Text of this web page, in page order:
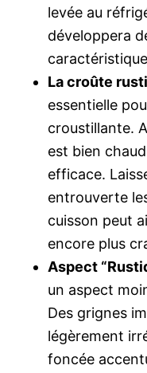
levée au
développera
La croûte
essentielle
croustillante.
est bien
efficace.
entrouverte
cuisson peut
encore plus
Aspect
un aspect
Des grignes
légèrement
foncée